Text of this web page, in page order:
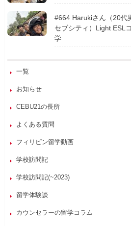
#664 Harukiさん（20代
セブシティ）Light ESL
学
一覧
お知らせ
CEBU21の長所
よくある質問
フィリピン留学動画
学校訪問記
学校訪問記(~2023)
留学体験談
カウンセラーの留学コラム